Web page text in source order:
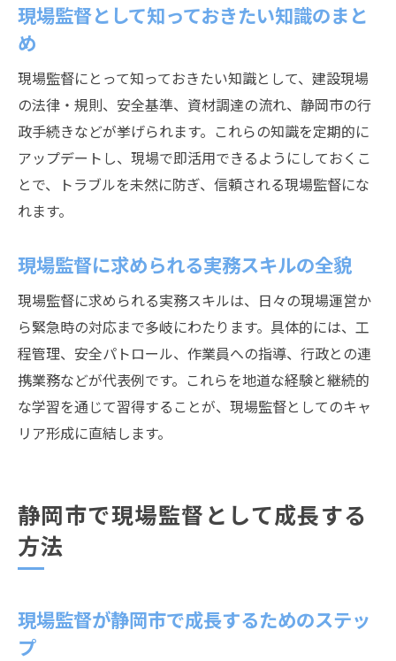
現場監督として知っておきたい知識のまと
め
現場監督にとって知っておきたい知識として、建設現場
の法律・規則、安全基準、資材調達の流れ、静岡市の行
政手続きなどが挙げられます。これらの知識を定期的に
アップデートし、現場で即活用できるようにしておくこ
とで、トラブルを未然に防ぎ、信頼される現場監督にな
れます。
現場監督に求められる実務スキルの全貌
現場監督に求められる実務スキルは、日々の現場運営か
ら緊急時の対応まで多岐にわたります。具体的には、工
程管理、安全パトロール、作業員への指導、行政との連
携業務などが代表例です。これらを地道な経験と継続的
な学習を通じて習得することが、現場監督としてのキャ
リア形成に直結します。
静岡市で現場監督として成長する
方法
現場監督が静岡市で成長するためのステッ
プ